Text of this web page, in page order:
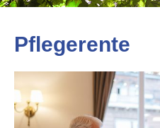
Pfle­ge­ren­te